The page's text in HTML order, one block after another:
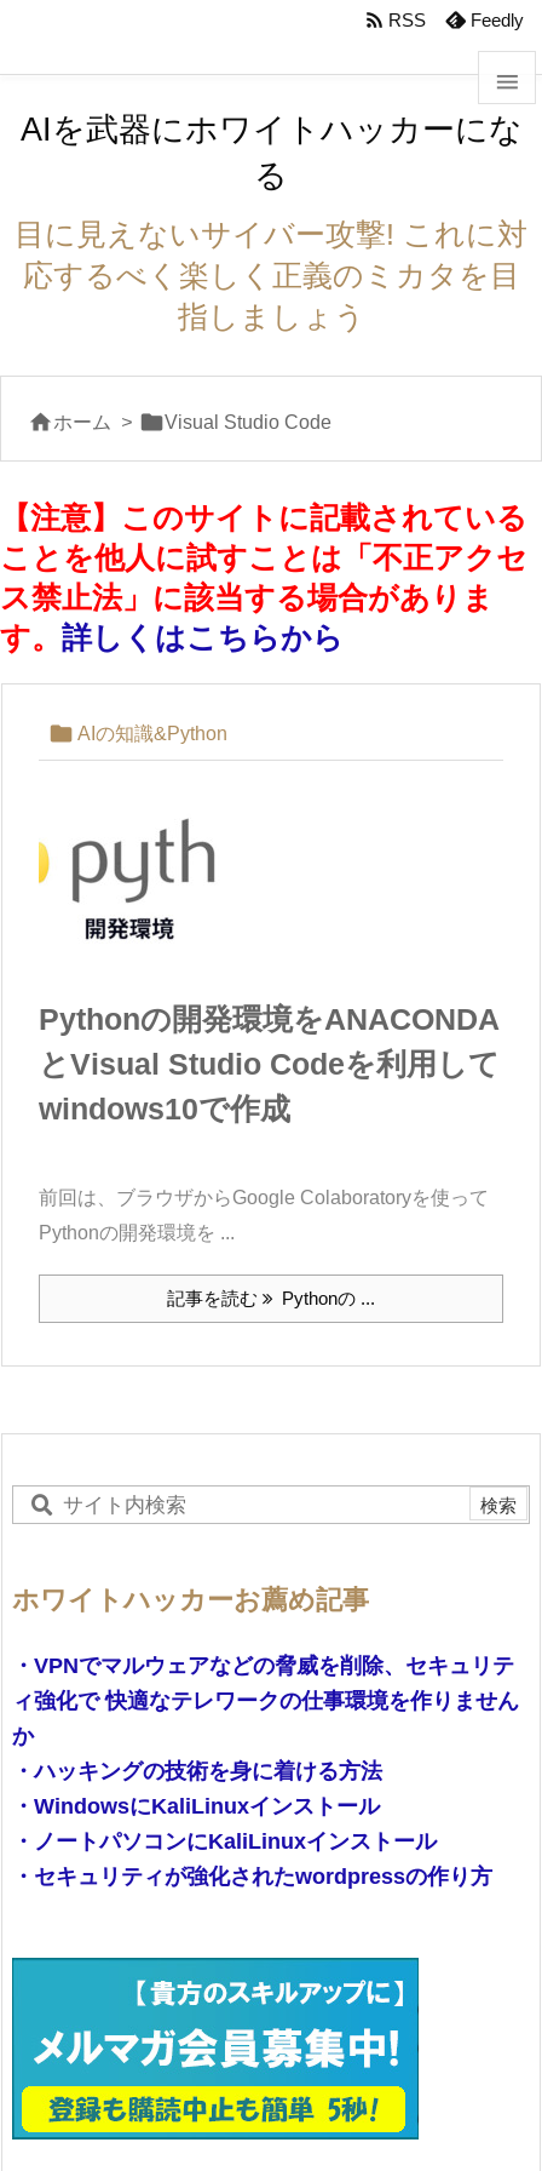



サイ


 RSS Feedly
AIを武器にホワイトハッカーにな
る
目に見えないサイバー攻撃! これに対
応するべく楽しく正義のミカタを目
指しましょう
ホーム > Visual Studio Code
【注意】このサイトに記載されている
ことを他人に試すことは「不正アクセ
ス禁止法」に該当する場合がありま
す。 詳しくはこちらから
 AIの知識&Python
Pythonの開発環境をANACONDA
とVisual Studio Codeを利用して
windows10で作成
前回は、ブラウザからGoogle Colaboratoryを使って
Pythonの開発環境を ...
記事を読む Pythonの ...
ホワイトハッカーお薦め記事
・VPNでマルウェアなどの脅威を削除、セキュリテ
ィ強化で 快適なテレワークの仕事環境を作りません
か
・ハッキングの技術を身に着ける方法
・WindowsにKaliLinuxインストール
・ノートパソコンにKaliLinuxインストール
・セキュリティが強化されたwordpressの作り方